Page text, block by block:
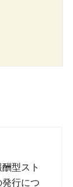
型スト
行につ